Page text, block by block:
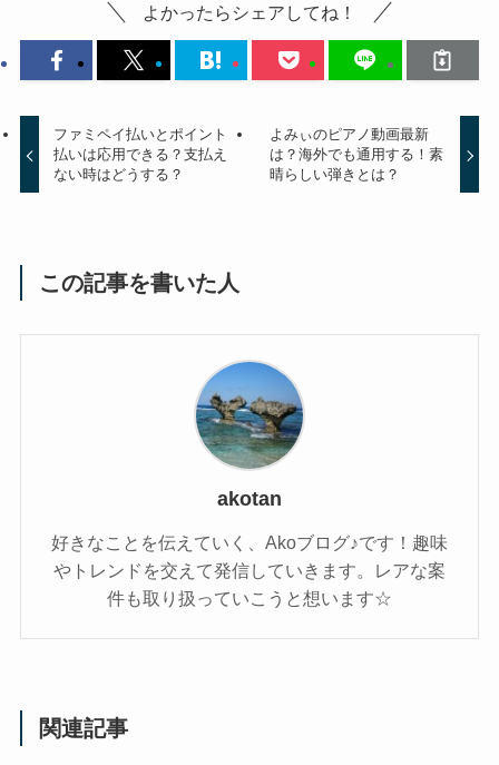
よかったらシェアしてね！
ファミペイ払いとポイント
払いは応用できる？支払え
ない時はどうする？
よみぃのピアノ動画最新
は？海外でも通用する！素
晴らしい弾きとは？
この記事を書いた人
akotan
好きなことを伝えていく、Akoブログ♪です！趣味
やトレンドを交えて発信していきます。レアな案
件も取り扱っていこうと想います☆
関連記事